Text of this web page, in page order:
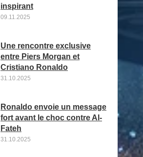
inspirant
09.11.2025
Une rencontre exclusive
entre Piers Morgan et
Cristiano Ronaldo
31.10.2025
Ronaldo envoie un message
fort avant le choc contre Al-
Fateh
31.10.2025